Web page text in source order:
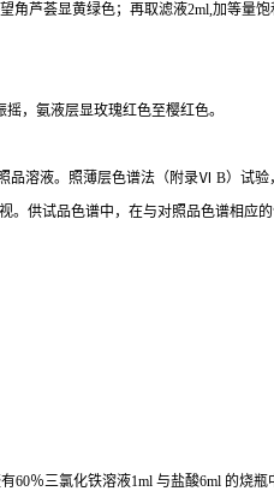
角芦荟显黄绿色；再取滤液2ml,加等量饱
摇，氨液层显玫瑰红色至樱红色。
品溶液。照薄层色谱法（附录Ⅵ B）试验
视。供试品色谱中，在与对照品色谱相应
60％三氯化铁溶液1ml 与盐酸6ml 的烧瓶